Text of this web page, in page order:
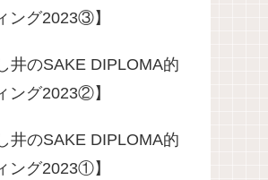
ング2023③】
井のSAKE DIPLOMA的
ング2023②】
井のSAKE DIPLOMA的
ング2023①】